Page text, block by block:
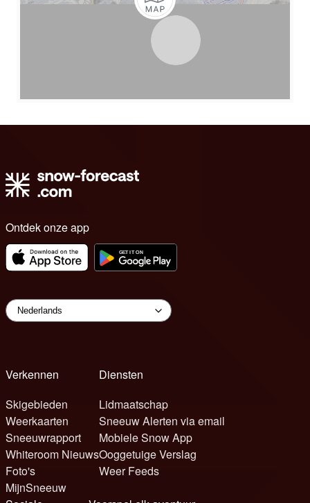
Ontdek onze app
Verkennen
Skigebieden
Weerkaarten
Sneeuwrapport
Whiteroom Nieuws
Foto's
MijnSneeuw
Diensten
Lidmaatschap
Sneeuw Alerten via email
Mobiele Snow App
Ooggetuige Verslag
Weer Feeds